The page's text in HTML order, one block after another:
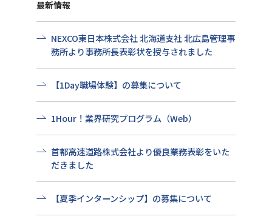
最新情報
NEXCO東日本株式会社 北海道支社 北広島管理事
務所より事務所長表彰状を授与されました
【1Day職場体験】の募集について
1Hour！業界研究プログラム（Web）
首都高速道路株式会社より優良業務表彰をいた
だきました
【夏季インターンシップ】の募集について